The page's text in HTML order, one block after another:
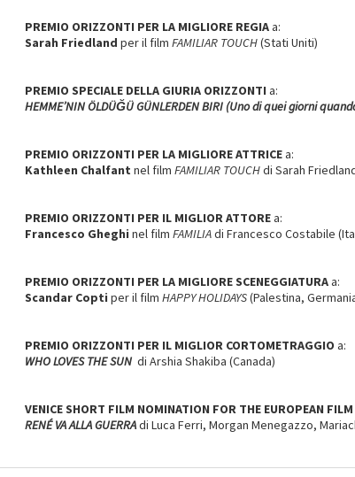
PREMIO ORIZZONTI PER LA MIGLIORE REGIAa:
Sarah Friedlandper il filmFAMILIAR TOUCH(Stati Uniti)
PREMIO SPECIALE DELLA GIURIA ORIZZONTIa:
HEMME’NIN ÖLDÜĞÜ GÜNLERDEN BIRI (Uno di quei giorni
PREMIO ORIZZONTI PER LA MIGLIORE ATTRICEa:
Kathleen Chalfantnel filmFAMILIAR TOUCHdi Sarah
PREMIO ORIZZONTI PER IL MIGLIOR ATTOREa:
Francesco Gheghinel filmFAMILIAdi Francesco Costabile
PREMIO ORIZZONTI PER LA MIGLIORE SCENEGGIATURAa:
Scandar Coptiper il filmHAPPY HOLIDAYS(Palestina,
PREMIO ORIZZONTI PER IL MIGLIOR CORTOMETRAGGIOa:
WHO LOVES THE SUNdi Arshia Shakiba (Canada)
VENICE SHORT FILM NOMINATION FOR THE EUROPEAN
RENÉ VA ALLA GUERRAdi Luca Ferri, Morgan Menegazzo,